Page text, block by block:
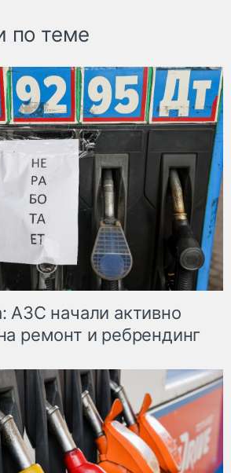
по теме
АЗС начали активно
ремонт и ребрендинг